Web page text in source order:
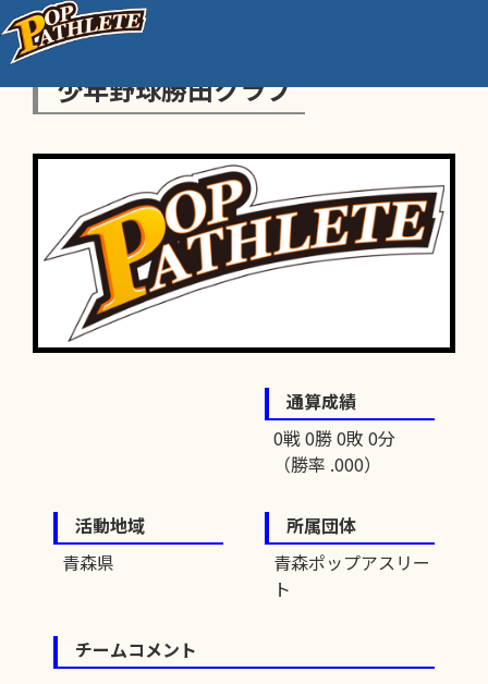
少年野球勝田クラブ
通算成績
0戦 0勝 0敗 0分
（勝率 .000）
活動地域
青森県
所属団体
青森ポップアスリー
ト
チームコメント